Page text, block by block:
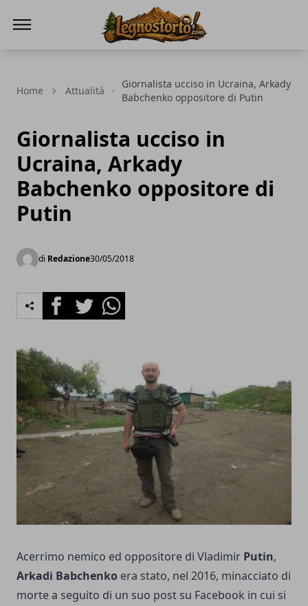
Home Attualità
Giornalista ucciso in Ucraina, Arkady
Babchenko oppositore di Putin
Giornalista ucciso in
Ucraina, Arkady
Babchenko oppositore di
Putin
di Redazione30/05/2018
FacebookTwitterWhatsapp
Acerrimo nemico ed oppositore di Vladimir Putin,
Arkadi Babchenko era stato, nel 2016, minacciato di
morte a seguito di un suo post su Facebook in cui si